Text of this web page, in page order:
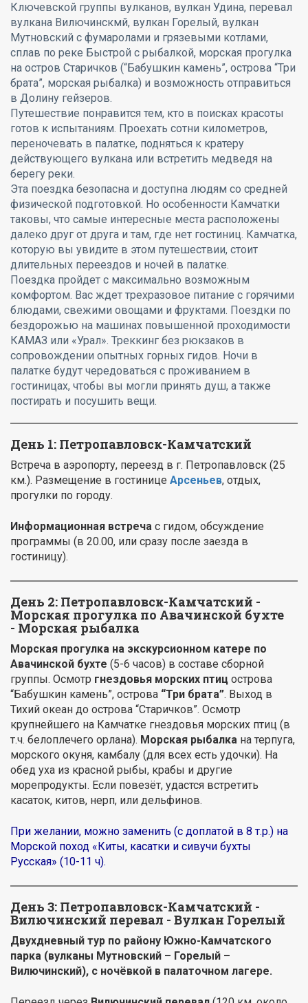
Ключевской группы вулканов, вулкан Удина, перевал
вулкана Вилючинскмй, вулкан Горелый, вулкан
Мутновский с фумаролами и грязевыми котлами,
сплав по реке Быстрой с рыбалкой, морская прогулка
на остров Старичков (“Бабушкин камень”, острова “Три
брата”, морская рыбалка) и возможность отправиться
в Долину гейзеров.
Путешествие понравится тем, кто в поисках красоты
готов к испытаниям. Проехать сотни километров,
переночевать в палатке, подняться к кратеру
действующего вулкана или встретить медведя на
берегу реки.
Эта поездка безопасна и доступна людям со средней
физической подготовкой. Но особенности Камчатки
таковы, что самые интересные места расположены
далеко друг от друга и там, где нет гостиниц. Камчатка,
которую вы увидите в этом путешествии, стоит
длительных переездов и ночей в палатке.
Поездка пройдет с максимально возможным
комфортом. Вас ждет трехразовое питание с горячими
блюдами, свежими овощами и фруктами. Поездки по
бездорожью на машинах повышенной проходимости
КАМАЗ или «Урал». Треккинг без рюкзаков в
сопровождении опытных горных гидов. Ночи в
палатке будут чередоваться с проживанием в
гостиницах, чтобы вы могли принять душ, а также
постирать и посушить вещи.
День 1: Петропавловск-Камчатский
Встреча в аэропорту, переезд в г. Петропавловск (25
км.). Размещение в гостинице Арсеньев, отдых,
прогулки по городу.
Информационная встреча с гидом, обсуждение
программы (в 20.00, или сразу после заезда в
гостиницу).
День 2: Петропавловск-Камчатский -
Морская прогулка по Авачинской бухте
- Морская рыбалка
Морская прогулка на экскурсионном катере по
Авачинской бухте (5-6 часов) в составе сборной
группы. Осмотр гнездовья морских птиц острова
“Бабушкин камень”, острова “Три брата”. Выход в
Тихий океан до острова “Старичков”. Осмотр
крупнейшего на Камчатке гнездовья морских птиц (в
т.ч. белоплечего орлана). Морская рыбалка на терпуга,
морского окуня, камбалу (для всех есть удочки). На
обед уха из красной рыбы, крабы и другие
морепродукты. Если повезёт, удастся встретить
касаток, китов, нерп, или дельфинов.
При желании, можно заменить (с доплатой в 8 т.р.) на
Морской поход «Киты, касатки и сивучи бухты
Русская» (10-11 ч).
День 3: Петропавловск-Камчатский -
Вилючинский перевал - Вулкан Горелый
Двухдневный тур по району Южно-Камчатского
парка (вулканы Мутновский – Горелый –
Вилючинский), с ночёвкой в палаточном лагере.